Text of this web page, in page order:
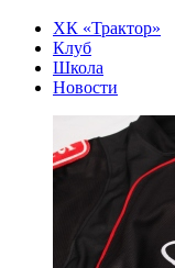
ХК «Трактор»
Клуб
Школа
Новости